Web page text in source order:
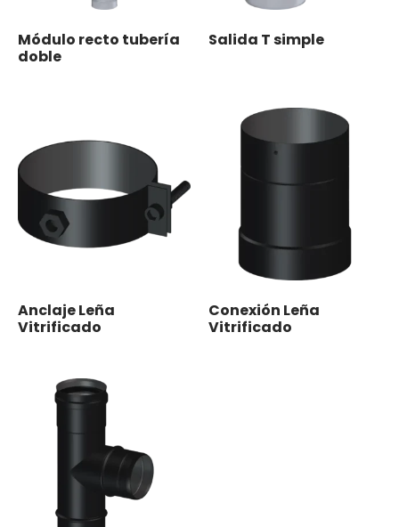
Módulo recto tubería
doble
Salida T simple
Anclaje Leña
Vitrificado
Conexión Leña
Vitrificado